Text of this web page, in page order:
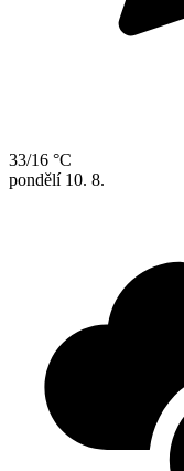
33/16 °C
pondělí 10. 8.